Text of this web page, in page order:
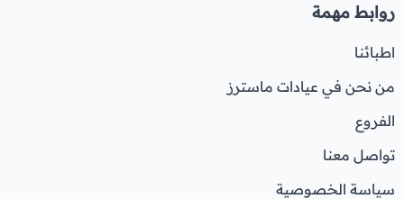
روابط مهمة
اطبائنا
من نحن في عيادات ماسترز
الفروع
تواصل معنا
سياسة الخصوصية